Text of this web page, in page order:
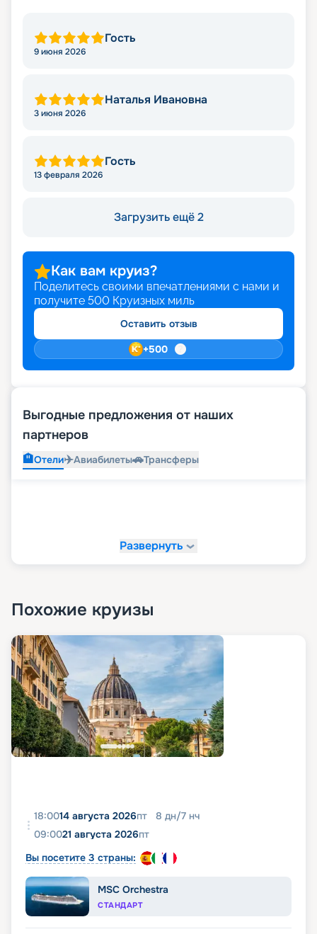
Гость
9 июня 2026
Наталья Ивановна
3 июня 2026
Гость
13 февраля 2026
Загрузить ещё 2
Как вам круиз?
Поделитесь своими впечатлениями с нами и
получите 500 Круизных миль
Оставить отзыв
+500
Выгодные предложения от наших
партнеров
🏨Отели✈️Авиабилеты🚗Трансферы
Развернуть
Похожие круизы
18:0014 августа 2026пт 8 дн/7 нч
09:0021 августа 2026пт
Вы посетите 3 страны:
MSC Orchestra
СТАНДАРТ